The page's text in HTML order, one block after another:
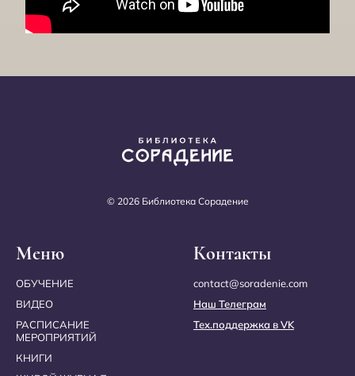
© 2026 Библиотека Сорадение
Меню
ОБУЧЕНИЕ
ВИДЕО
РАСПИСАНИЕ
МЕРОПРИЯТИЙ
КНИГИ
Контакты
contact@soradenie.com
Наш Телеграм
Тех.поддержка в VK